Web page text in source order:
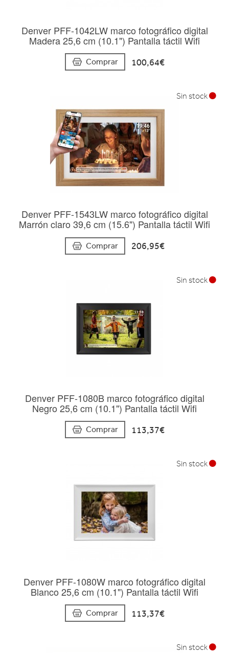
Denver PFF-1042LW marco fotográfico digital
Madera 25,6 cm (10.1") Pantalla táctil Wifi
Comprar 100,64€
Denver PFF-1543LW marco fotográfico digital
Marrón claro 39,6 cm (15.6") Pantalla táctil Wifi
Comprar 206,95€
Sin stock
Denver PFF-1080B marco fotográfico digital
Negro 25,6 cm (10.1") Pantalla táctil Wifi
Comprar 113,37€
Sin stock
Denver PFF-1080W marco fotográfico digital
Blanco 25,6 cm (10.1") Pantalla táctil Wifi
Comprar 113,37€
Sin stock
Sin stock